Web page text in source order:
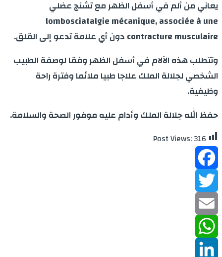
يعاني من ألم في أسفل الظهر مع تشنج عضلي
lombosciatalgie mécanique, associée à une
contracture musculaire دون أي علامة تدعو إلى القلق.
وتتطلب هذه الآلام في أسفل الظهر وفقا لوصفة الطبيب
الشخصي لجلالة الملك علاجا طبيا ملائما وفترة راحة
وظيفية.
حفظ الله جلالة الملك وأدام عليه موفور الصحة والسلامة.
Post Views:316
Facebook
Twitter
Email
WhatsApp